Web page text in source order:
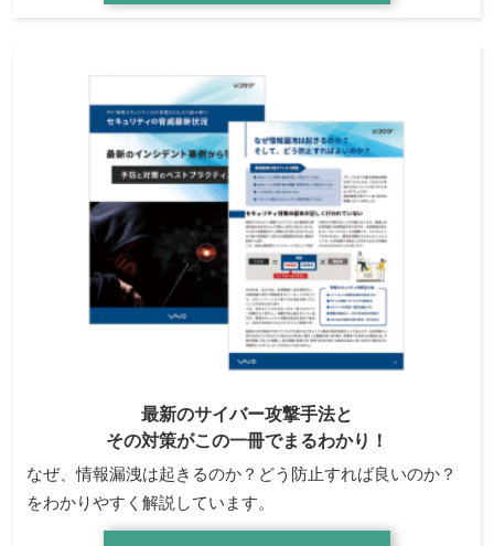
最新のサイバー攻撃手法と
その対策がこの一冊でまるわかり！
なぜ、情報漏洩は起きるのか？どう防止すれば良いのか？
をわかりやすく解説しています。